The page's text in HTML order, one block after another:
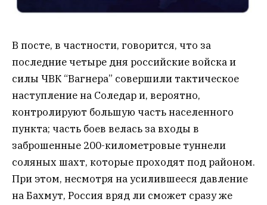
В посте, в частности, говорится, что за
последние четыре дня российские войска и
силы ЧВК “Вагнера” совершили тактическое
наступление на Соледар и, вероятно,
контролируют большую часть населенного
пункта; часть боев велась за входы в
заброшенные 200-километровые туннели
соляных шахт, которые проходят под районом.
При этом, несмотря на усилившееся давление
на Бахмут, Россия вряд ли сможет сразу же